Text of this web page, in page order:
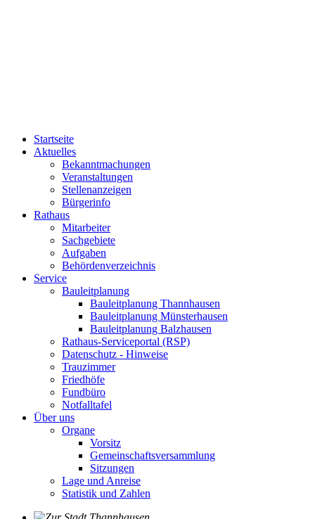
Startseite
Aktuelles
Bekanntmachungen
Veranstaltungen
Stellenanzeigen
Bürgerinfo
Rathaus
Mitarbeiter
Sachgebiete
Aufgaben
Behördenverzeichnis
Service
Bauleitplanung
Bauleitplanung Thannhausen
Bauleitplanung Münsterhausen
Bauleitplanung Balzhausen
Rathaus-Serviceportal (RSP)
Datenschutz - Hinweise
Trauzimmer
Friedhöfe
Fundbüro
Notfalltafel
Über uns
Organe
Vorsitz
Gemeinschaftsversammlung
Sitzungen
Lage und Anreise
Statistik und Zahlen